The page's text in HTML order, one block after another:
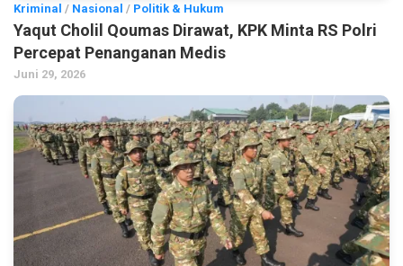
Kriminal / Nasional / Politik & Hukum
Yaqut Cholil Qoumas Dirawat, KPK Minta RS Polri
Percepat Penanganan Medis
Juni 29, 2026